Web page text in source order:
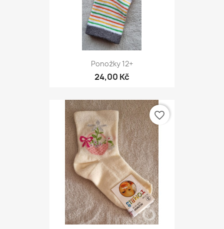
Ponožky 12+
24,00 Kč
favorite_border